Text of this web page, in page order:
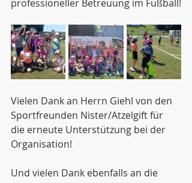
professioneller Betreuung im Fußball!
Vielen Dank an Herrn Giehl von den
Sportfreunden Nister/Atzelgift für
die erneute Unterstützung bei der
Organisation!
Und vielen Dank ebenfalls an die